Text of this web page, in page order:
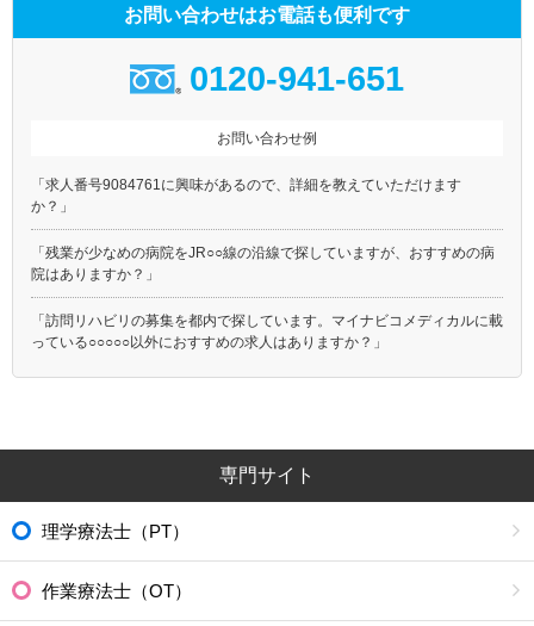
お問い合わせはお電話も便利です
0120-941-651
お問い合わせ例
「求人番号9084761に興味があるので、詳細を教えていただけます
か？」
「残業が少なめの病院をJR○○線の沿線で探していますが、おすすめの病
院はありますか？」
「訪問リハビリの募集を都内で探しています。マイナビコメディカルに載
っている○○○○○以外におすすめの求人はありますか？」
専門サイト
理学療法士（PT）
作業療法士（OT）